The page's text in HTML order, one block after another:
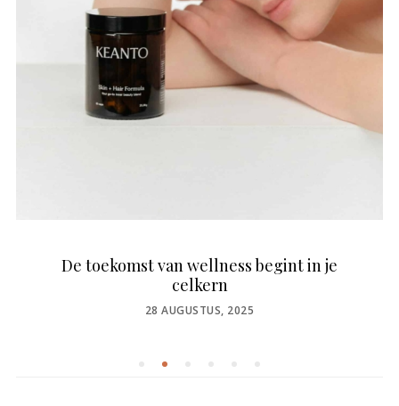
De toekomst van wellness begint in je
celkern
POSTED
28 AUGUSTUS, 2025